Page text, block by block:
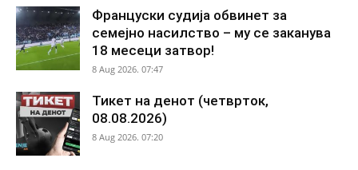
Француски судија обвинет за
семејно насилство – му се заканува
18 месеци затвор!
8 Aug 2026. 07:47
Тикет на денот (четврток,
08.08.2026)
8 Aug 2026. 07:20